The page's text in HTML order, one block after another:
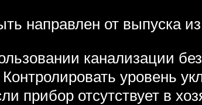
направлен от выпуска
канализации
уровень
прибор отсутствует в